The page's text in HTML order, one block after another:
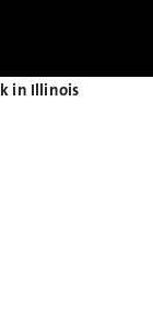
in Illinois